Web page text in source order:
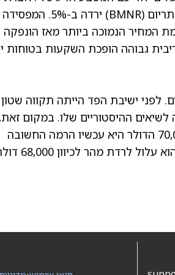
(BMNR)
ירדה ב-5%. המפסידה
ב-15% לרמת המחיר הנמוכה ביותר מאז הונפקה
גבוהה הופכת השקעות בטוחות
לפני ישיבת הפד הייתה תקווה שטון
לשיאים ההיסטוריים שלו. במקום זאת,
העדכון ה"נצי" הכריח רבים לנעול רווחים. אנליסטים סבורים שרמת 70,000 הדולר היא עכשיו הרמה החשובה
ביותר למעקב. אם ביטקוין לא יצליח להישאר מעל רמת התמיכה הזו, הוא עלול